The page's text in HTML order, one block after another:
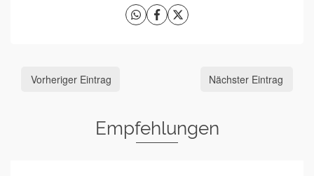
Vorheriger Eintrag Nächster Eintrag
Empfehlungen